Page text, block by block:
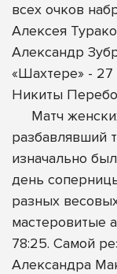
всех очков
Алексея
Александр
«Шахтере» - 27
Никиты
Матч
разбавлявший
изначально
день
разных
мастеровитые
78:25. Самой
Александра